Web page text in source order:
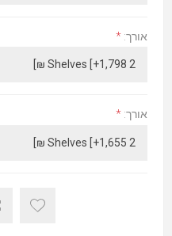
אורך: *
אורך: *